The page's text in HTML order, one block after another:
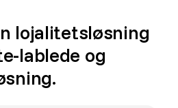
lojalitetsløsning
lablede og